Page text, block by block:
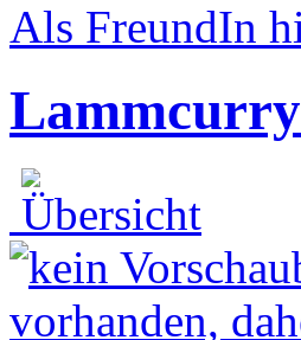
Als FreundIn